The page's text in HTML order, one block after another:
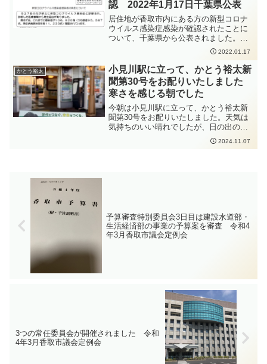
話をするときはマスクを着用すること、
密集・密接・密閉を避けることなどの感
染症対策をしっかりと行っていただくよ
う、お願いいたします。
認 2022年1月17日千葉県公表
居住地が香取市内にある方の新型コロナ
ウイルス感染症感染が確認されたことに
ついて、千葉県から公表されました。新
型コロナウイルス感染症の感染拡大防止
のため、手洗いの徹底、人と人との距離
をできるだけ2m以上（最低1m以上）取
ること、会話をするときはマスクを着用
すること、密集・密接・密閉を避けるこ
となどの感染症対策をしっかりと行って
いただくよう、お願いいたします。
2022.01.17
かとう裕太
小見川駅に立って、かとう裕太新
聞第30号をお配りいたしました
寒さを感じる朝でした
今朝は小見川駅に立って、かとう裕太新
聞第30号をお配りいたしました。天気は
気持ちのいい晴れでしたが、日の出の後
もなかなか暖かさを感じられない朝でし
た。「頑張ってください！」と応援して
2024.11.07
予算審査特別委員会3日目は建設水道部・
生活経済部の事業の予算案を審査 令和4
年3月香取市議会定例会
3つの常任委員会が開催されました 令和
4年3月香取市議会定例会